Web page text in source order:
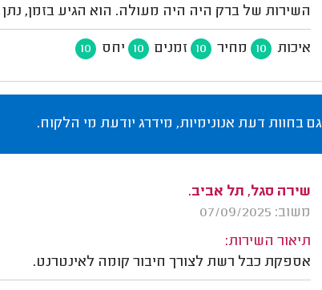
השירות של ברק היה היה מעולה. הוא הגיע בזמן,
איכות 10 מחיר 10 זמנים 10 יחס 10
גם בחוות דעת אנונימיות, מידרג יודעת מי הלקוח.
שירה סגל, תל אביב.
משוב: 07/09/2025
תיאור השירות:
אספקת כבל רשת לצורך חיבור קומה לאינטרנט.